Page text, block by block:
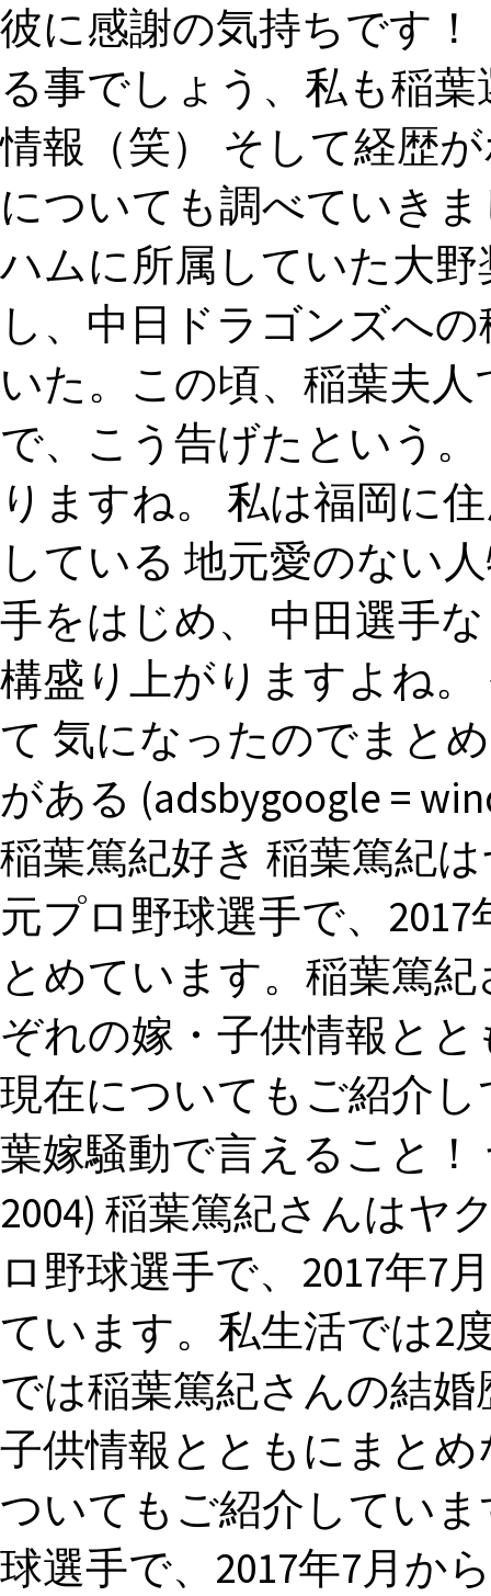
彼に感謝の気持ちです
る事でしょう、私も稲
情報（笑） そして経歴
についても調べていきま
ハムに所属していた大
し、中日ドラゴンズへ
いた。この頃、稲葉夫
で、こう告げたという
りますね。 私は福岡に
している 地元愛のない
手をはじめ、 中田選手
構盛り上がりますよね
て 気になったのでまと
がある (adsbygoogle =
稲葉篤紀好き 稲葉篤紀
元プロ野球選手で、
とめています。稲葉篤
ぞれの嫁・子供情報と
現在についてもご紹介
葉嫁騒動で言えること！
2004) 稲葉篤紀さんはヤ
ロ野球選手で、2017年7
ています。私生活では2
では稲葉篤紀さんの結
子供情報とともにまと
ついてもご紹介してい
球選手で、2017年7月か